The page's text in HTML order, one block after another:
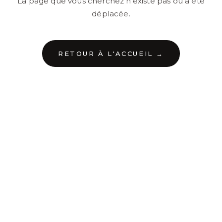
déplacée.
RETOUR À L'ACCUEIL →